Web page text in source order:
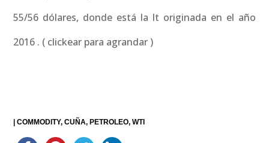
55/56 dólares, donde está la lt originada en el año
2016 . ( clickear para agrandar )
|COMMODITY CUÑA PETROLEO WTI